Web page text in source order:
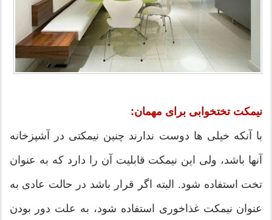
نیمکت تختخوابی برای مهمان:
با آنکه خیلی ها دوست ندارند چنین نیمکتی در آشپزخانه
آنها باشد، ولی این نیمکت قابلیت آن را دارد که به عنوان
تخت استفاده شود. البته اگر قرار باشد در حالت عادی به
عنوان نیمکت غذاخوری استفاده شود، به علت دور بودن